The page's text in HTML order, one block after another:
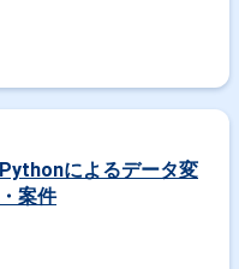
守 ・BIツール等を用いたダ
によるデータ変
案件